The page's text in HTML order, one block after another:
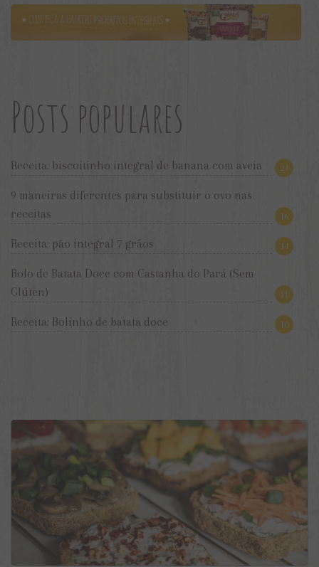
Posts populares
Receita: biscoitinho integral de banana com aveia 24
9 maneiras diferentes para substituir o ovo nas
receitas
16
Receita: pão integral 7 grãos 14
Bolo de Batata Doce com Castanha do Pará (Sem
Glúten)
11
Receita: Bolinho de batata doce 10